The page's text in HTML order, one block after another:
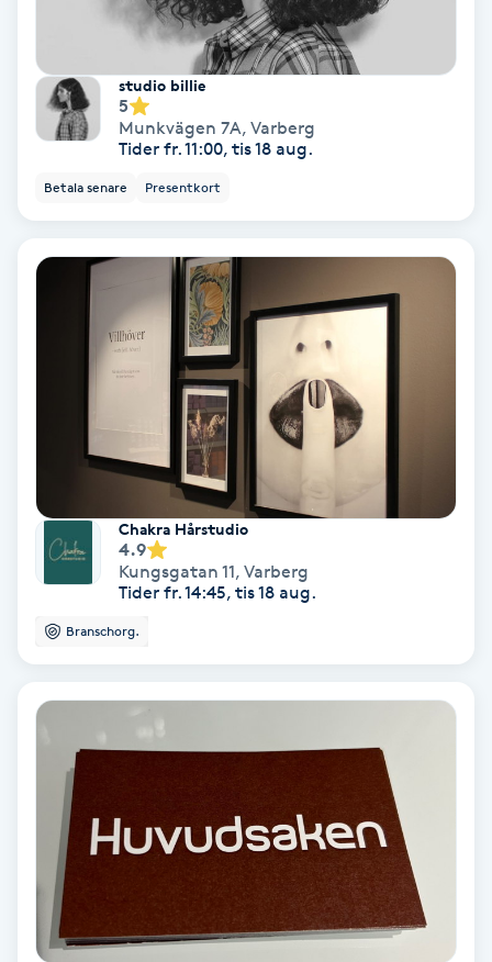
PRP (Platelet Rich Plasma)
PRX-T33
Radiofrekvens
Regndroppsmassage
Reiki
Reikihealing
Restorative Yoga
Rosacea
Rosenmetoden
Ryggmassage
studio billie
5
Munkvägen 7A, Varberg
Tider fr. 11:00, tis 18 aug.
Betala senare Presentkort
Chakra Hårstudio
4.9
Kungsgatan 11, Varberg
Tider fr. 14:45, tis 18 aug.
Branschorg.